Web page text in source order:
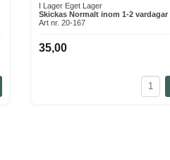
I Lager Eget Lager
Skickas Normalt inom 1-2 vardagar
Art nr. 20-167
35,00